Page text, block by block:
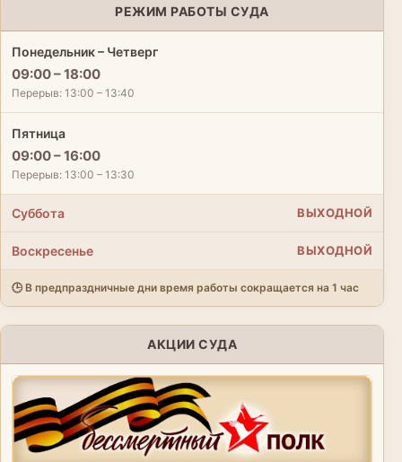
РЕЖИМ РАБОТЫ СУДА
Понедельник – Четверг
09:00 – 18:00
Перерыв: 13:00 – 13:40
Пятница
09:00 – 16:00
Перерыв: 13:00 – 13:30
Суббота ВЫХОДНОЙ
Воскресенье ВЫХОДНОЙ
🕒 В предпраздничные дни время работы сокращается на 1 час
АКЦИИ СУДА